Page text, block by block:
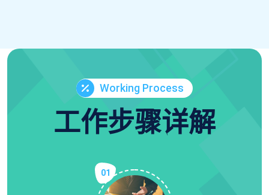
Working Process
工作步骤详解
01